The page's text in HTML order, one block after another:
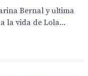
Bernal y ultima
la vida de Lola...